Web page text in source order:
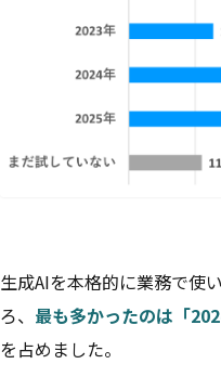
生成AIを本格的に業務で使
ろ、 最も多かったのは「
を占めました。